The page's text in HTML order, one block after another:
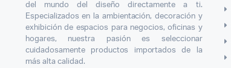
del mundo del diseño directamente a ti.
Especializados en la ambientación, decoración y
exhibición de espacios para negocios, oficinas y
hogares, nuestra pasión es seleccionar
cuidadosamente productos importados de la
más alta calidad.